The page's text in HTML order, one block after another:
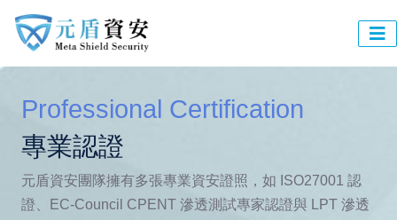
Professional Certification
專業認證
元盾資安團隊擁有多張專業資安證照，如 ISO27001 認
證、EC-Council CPENT 滲透測試專家認證與 LPT 滲透